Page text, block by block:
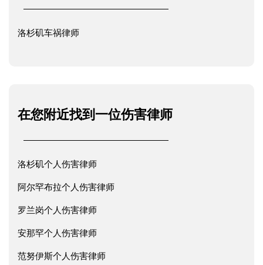
洛杉矶车祸律师
在您附近找到一位伤害律师
洛杉矶个人伤害律师
阿尔罕布拉个人伤害律师
罗兰岗个人伤害律师
安那罕个人伤害律师
范努伊斯个人伤害律师